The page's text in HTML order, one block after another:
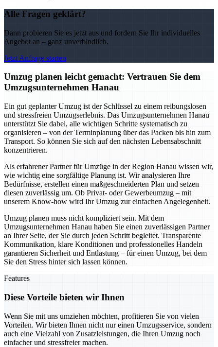
Alle Fragen geklärt?
Dann probieren Sie es jetzt aus und fordern Sie Ihr individuelles
Angebot an – ganz unverbindlich.
Jetzt Anfrage starten
Umzug planen leicht gemacht: Vertrauen Sie dem
Umzugsunternehmen Hanau
Ein gut geplanter Umzug ist der Schlüssel zu einem reibungslosen
und stressfreien Umzugserlebnis. Das Umzugsunternehmen Hanau
unterstützt Sie dabei, alle wichtigen Schritte systematisch zu
organisieren – von der Terminplanung über das Packen bis hin zum
Transport. So können Sie sich auf den nächsten Lebensabschnitt
konzentrieren.
Als erfahrener Partner für Umzüge in der Region Hanau wissen wir,
wie wichtig eine sorgfältige Planung ist. Wir analysieren Ihre
Bedürfnisse, erstellen einen maßgeschneiderten Plan und setzen
diesen zuverlässig um. Ob Privat- oder Gewerbeumzug – mit
unserem Know-how wird Ihr Umzug zur einfachen Angelegenheit.
Umzug planen muss nicht kompliziert sein. Mit dem
Umzugsunternehmen Hanau haben Sie einen zuverlässigen Partner
an Ihrer Seite, der Sie durch jeden Schritt begleitet. Transparente
Kommunikation, klare Konditionen und professionelles Handeln
garantieren Sicherheit und Entlastung – für einen Umzug, bei dem
Sie den Stress hinter sich lassen können.
Features
Diese Vorteile bieten wir Ihnen
Wenn Sie mit uns umziehen möchten, profitieren Sie von vielen
Vorteilen. Wir bieten Ihnen nicht nur einen Umzugsservice, sondern
auch eine Vielzahl von Zusatzleistungen, die Ihren Umzug noch
einfacher und stressfreier machen.